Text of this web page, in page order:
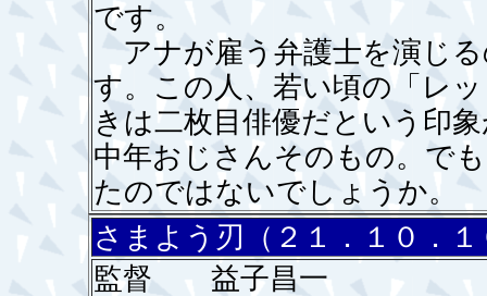
です。
アナが雇う弁護士を演じ
す。この人、若い頃の「レ
きは二枚目俳優だという印
中年おじさんそのもの。で
たのではないでしょうか。
さまよう刃（２１．１０．１
監督 益子昌一